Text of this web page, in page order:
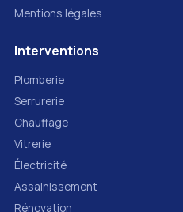
Mentions légales
Interventions
Plomberie
Serrurerie
Chauffage
Vitrerie
Électricité
Assainissement
Rénovation